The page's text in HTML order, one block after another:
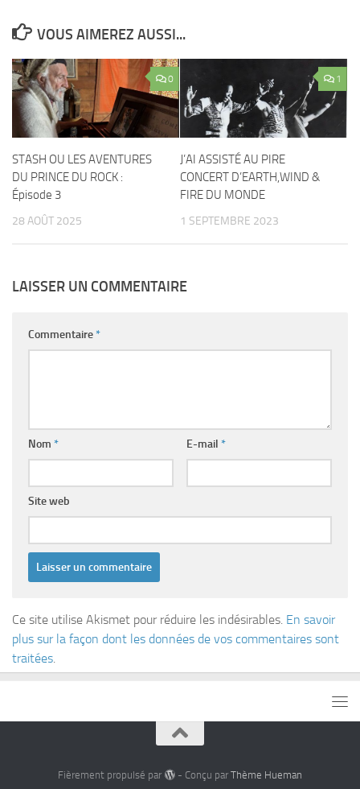
VOUS AIMEREZ AUSSI...
0
STASH OU LES AVENTURES
DU PRINCE DU ROCK :
Épisode 3
28 AOÛT 2025
1
J’AI ASSISTÉ AU PIRE
CONCERT D’EARTH,WIND &
FIRE DU MONDE
1 SEPTEMBRE 2023
LAISSER UN COMMENTAIRE
Commentaire*
Nom * E-mail *
Site web
Ce site utilise Akismet pour réduire les indésirables. En savoir
plus sur la façon dont les données de vos commentaires sont
traitées
Fièrement propulsé par - Conçu par Thème Hueman